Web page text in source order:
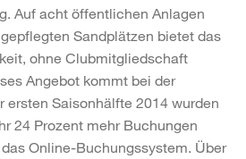
Auf acht öffentlichen Anlagen
Sandplätzen bietet das
ohne Clubmitgliedschaft
Angebot kommt bei der
ersten Saisonhälfte 2014 wurden
24 Prozent mehr Buchungen
Online-Buchungssystem. Über